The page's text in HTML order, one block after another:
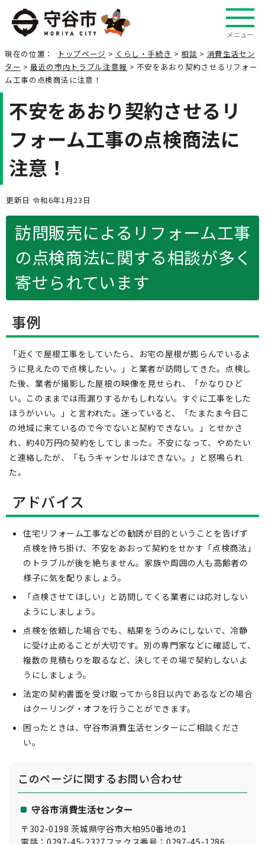
メニュー
現在の位置： トップページ > くらし・手続き >相談 > 消費生活セン
ター >最近の市内トラブル注意報 > 不安をあおり契約させるリフォー
ム工事の点検商法に注意！
不安をあおり契約させるリ
フォーム工事の点検商法に
注意！
更新日 令和6年1月23日
訪問販売によるリフォーム工事
の点検商法に関する相談が多く
寄せられています
事例
「近くで屋根工事をしていたら、お宅の屋根が膨らんでいるよ
うに見えたので点検したい。」と業者が訪問してきた。点検し
た後、業者が撮影した屋根の映像を見せられ、「かなりひど
い。このままでは雨漏りするかもしれない。すぐに工事をした
ほうがいい。」と言われた。迷っていると、「たまたま今日こ
の地域に来ているので今でないと契約できない。」とせかさ
れ、約40万円の契約をしてしまった。不安になって、やめたい
と連絡したが、「もうキャンセルはできない。」と怒鳴られ
た。
アドバイス
住宅リフォーム工事などの勧誘が目的ということを告げず
点検を持ち掛け、不安をあおって契約をせかす「点検商法」
のトラブルが後を絶ちません。家族や周囲の人も高齢者の
様子に気を配りましょう。
「点検させてほしい」と訪問してくる業者には応対しない
ようにしましょう。
点検を依頼した場合でも、結果をうのみにしないで、冷静
に受け止めることが大切です。別の専門家などに確認して、
複数の見積もりを取るなど、決してその場で契約しないよ
うにしましょう。
法定の契約書面を受け取ってから8日以内であるなどの場合
はクーリング・オフを行うことができます。
困ったときは、守谷市消費生活センターにご相談くださ
い。
このページに関するお問い合わせ
守谷市消費生活センター
〒302-0198 茨城県守谷市大柏950番地の1
電話：0297-45-2327ファクス番号：0297-45-1286